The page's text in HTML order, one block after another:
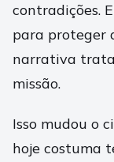
contradições.
para proteger
narrativa
missão.
Isso mudou o
hoje costuma